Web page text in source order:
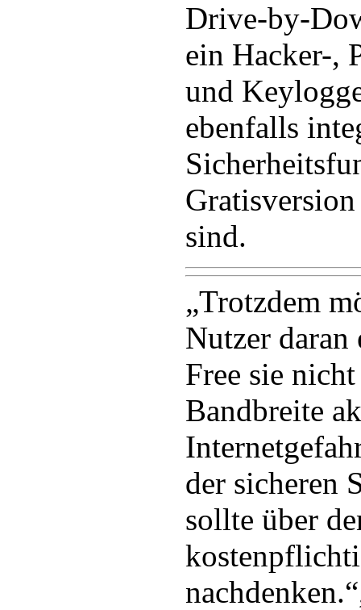
Drive-by-
ein Hacker-,
und
ebenfalls
sind.
„Trotzdem
Nutzer daran
Free sie
Bandbreite
der sicheren
sollte über